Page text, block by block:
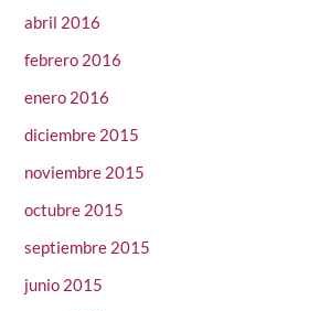
abril 2016
febrero 2016
enero 2016
diciembre 2015
noviembre 2015
octubre 2015
septiembre 2015
junio 2015